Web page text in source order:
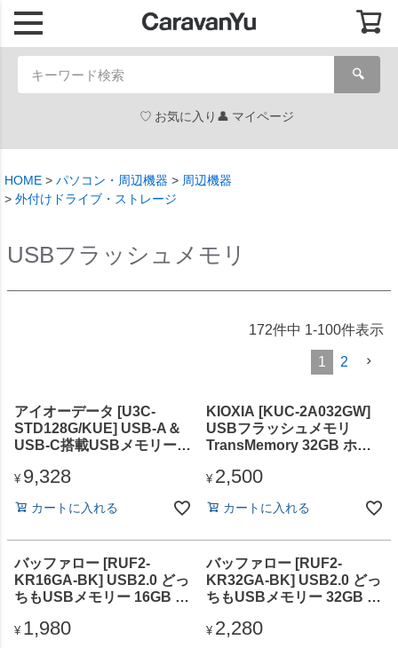
🔍
お気に入り マイページ
HOME パソコン・周辺機器
周辺機器
外付けドライブ・ストレージ
USBフラッシュメモリ
172件中 1-100件表示
1 2
アイオーデータ [U3C-
STD128G/KUE] USB-A＆
USB-C搭載USBメモリー
ラック
¥ 9,328
カートに入れる
KIOXIA [KUC-2A032GW]
USBフラッシュメモリ
TransMemory 32GB ホワ
¥ 2,500
カートに入れる
バッファロー [RUF2-
KR16GA-BK] USB2.0 どっ
ちもUSBメモリー 16GB ブ
¥ 1,980
バッファロー [RUF2-
KR32GA-BK] USB2.0 どっ
ちもUSBメモリー 32GB ブ
¥ 2,280